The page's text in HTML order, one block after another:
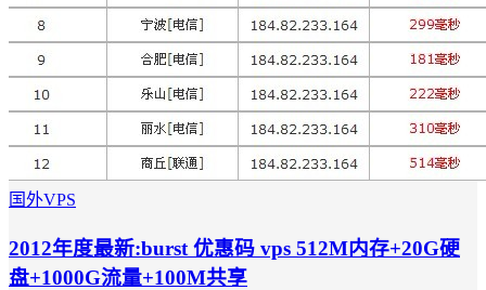
国外VPS
2012年度最新:burst 优惠码 vps 512M内存+20G硬
盘+1000G流量+100M共享